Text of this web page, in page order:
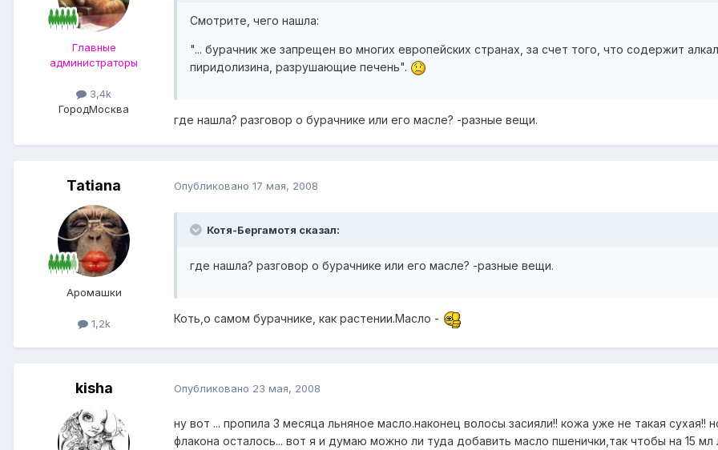
Главные
администраторы
3,4k
ГородМосква
Смотрите, чего нашла:
"... бурачник же запрещен во многих европейских странах, за счет того, что содержит
пиридолизина, разрушающие печень".
где нашла? разговор о бурачнике или его масле? -разные вещи.
Tatiana
Аромашки
1,2k
Опубликовано 17 мая, 2008
Котя-Бергамотя сказал:
где нашла? разговор о бурачнике или его масле? -разные вещи.
Коть,о самом бурачнике, как растении.Масло -
kisha Опубликовано 23 мая, 2008
ну вот ... пропила 3 месяца льняное масло.наконец волосы засияли!! кожа уже не такая сухая!!
флакона осталось... вот я и думаю можно ли туда добавить масло пшенички,так чтобы на 15 мл